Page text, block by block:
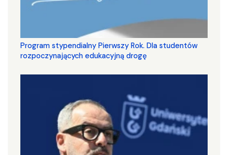
Program stypendialny Pierwszy Rok. Dla studentów
rozpoczynających edukacyjną drogę